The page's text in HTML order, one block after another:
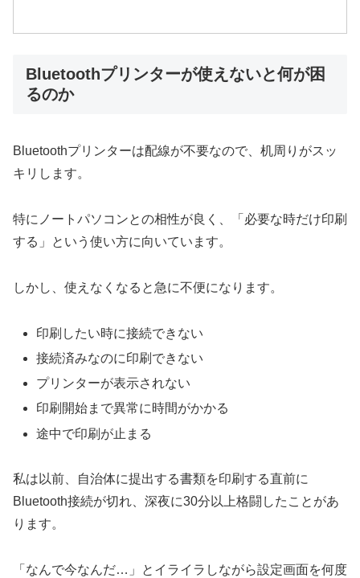
Bluetoothプリンターが使えないと何が困
るのか
Bluetoothプリンターは配線が不要なので、机周りがスッ
キリします。
特にノートパソコンとの相性が良く、「必要な時だけ印刷
する」という使い方に向いています。
しかし、使えなくなると急に不便になります。
印刷したい時に接続できない
接続済みなのに印刷できない
プリンターが表示されない
印刷開始まで異常に時間がかかる
途中で印刷が止まる
私は以前、自治体に提出する書類を印刷する直前に
Bluetooth接続が切れ、深夜に30分以上格闘したことがあ
ります。
「なんで今なんだ…」とイライラしながら設定画面を何度